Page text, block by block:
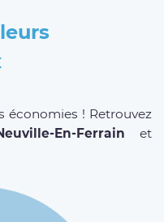
économies ! Retrouvez
En-Ferrain et